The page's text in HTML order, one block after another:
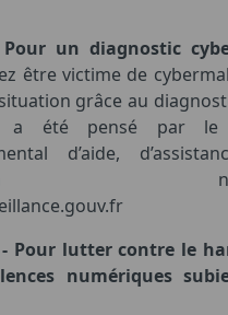
un diagnostic
être victime de
grâce au
a été pensé par le
d’aide,
- Pour lutter contre le
numériques